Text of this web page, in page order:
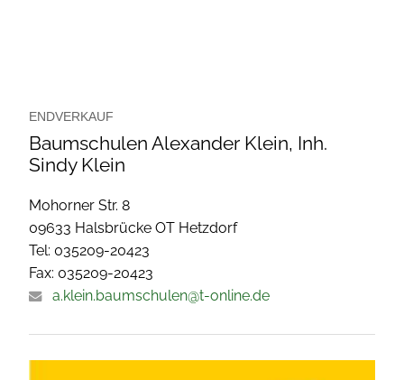
ENDVERKAUF
Baumschulen Alexander Klein, Inh.
Sindy Klein
Mohorner Str. 8
09633 Halsbrücke OT Hetzdorf
Tel: 035209-20423
Fax: 035209-20423
a.klein.baumschulen@t-online.de